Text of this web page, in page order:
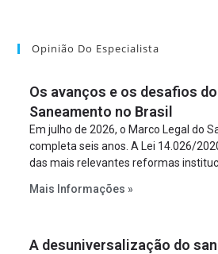
Opinião Do Especialista
Os avanços e os desafios
Saneamento no Brasil
Em julho de 2026, o Marco Legal do
completa seis anos. A Lei 14.026/
das mais relevantes reformas
serviços, ampliar a participação da
à segurança jurídica dos contratos.
Mais Informações »
A desuniversalização do